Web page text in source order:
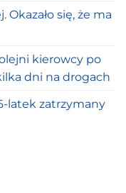
Okazało się, że ma
kierowcy po
dni na drogach
latek zatrzymany